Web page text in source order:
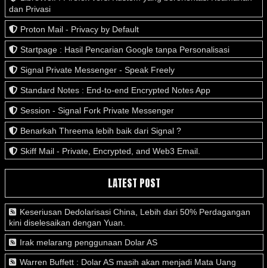
dan Privasi
Proton Mail - Privacy by Default
Startpage : Hasil Pencarian Google tanpa Personalisasi
Signal Private Messenger - Speak Freely
Standard Notes : End-to-end Encrypted Notes App
Session - Signal Fork Private Messenger
Benarkah Threema lebih baik dari Signal ?
Skiff Mail - Private, Encrypted, and Web3 Email.
LATEST POST
Keseriusan Dedolarisasi China, Lebih dari 50% Perdagangan
kini diselesaikan dengan Yuan.
Irak melarang penggunaan Dolar AS
Warren Buffett : Dolar AS masih akan menjadi Mata Uang